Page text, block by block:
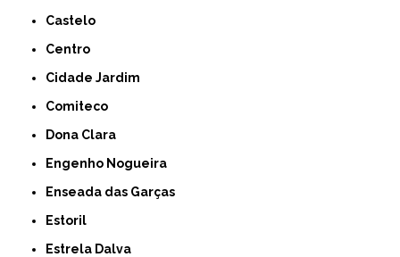
Castelo
Centro
Cidade Jardim
Comiteco
Dona Clara
Engenho Nogueira
Enseada das Garças
Estoril
Estrela Dalva